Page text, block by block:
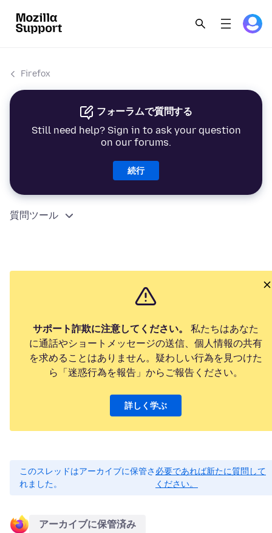
Firefox
フォーラムで質問する
Still need help? Sign in to ask your question
on our forums.
続行
質問ツール
サポート詐欺に注意してください。
私たちはあなた
に通話やショートメッセージの送信、個人情報の共有
を求めることはありません。疑わしい行為を見つけた
ら「迷惑行為を報告」からご報告ください。
詳しく学ぶ
このスレッドはアーカイブに保管さ
れました。
必要であれば新たに質問して
ください。
アーカイブに保管済み